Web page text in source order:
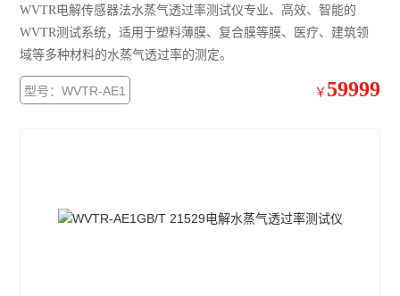
WVTR电解传感器法水蒸气透过率测试仪专业、高效、智能的
WVTR测试系统，适用于塑料薄膜、复合膜等膜、医疗、建筑领
域等多种材料的水蒸气透过率的测定。
型号：WVTR-AE1 ￥ 59999